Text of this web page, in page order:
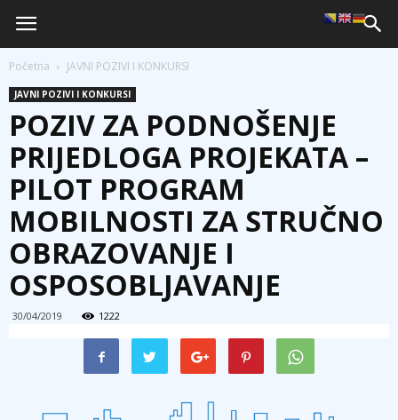
Početna JAVNI POZIVI I KONKURSI
JAVNI POZIVI I KONKURSI
POZIV ZA PODNOŠENJE
PRIJEDLOGA PROJEKATA –
PILOT PROGRAM
MOBILNOSTI ZA STRUČNO
OBRAZOVANJE I
OSPOSOBLJAVANJE
30/04/2019 1222